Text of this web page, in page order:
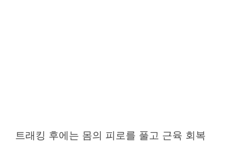
트래킹 후에는 몸의 피로를 풀고 근육 회복